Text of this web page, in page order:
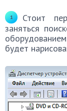
Стоит
заняться
будет